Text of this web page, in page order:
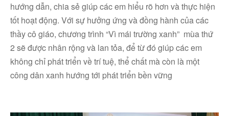
hướng dẫn, chia sẻ giúp các em hiểu rõ hơn và thực hiện
tốt hoạt động. Với sự hưởng ứng và đồng hành của các
thầy cô giáo, chương trình “Vì mái trường xanh” mùa thứ
2 sẽ được nhân rộng và lan tỏa, để từ đó giúp các em
không chỉ phát triển về trí tuệ, thể chất mà còn là một
công dân xanh hướng tới phát triển bền vững